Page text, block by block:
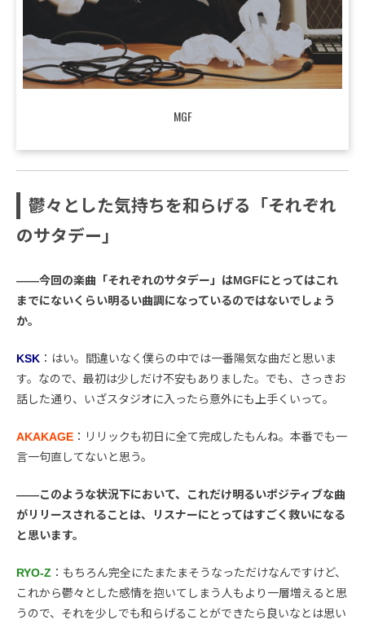
MGF
鬱々とした気持ちを和らげる「それぞれ
のサタデー」
――今回の楽曲「それぞれのサタデー」はMGFにとってはこれ
までにないくらい明るい曲調になっているのではないでしょう
か。
KSK ：はい。間違いなく僕らの中では一番陽気な曲だと思いま
す。なので、最初は少しだけ不安もありました。でも、さっきお
話した通り、いざスタジオに入ったら意外にも上手くいって。
AKAKAGE ：リリックも初日に全て完成したもんね。本番でも一
言一句直してないと思う。
――このような状況下において、これだけ明るいポジティブな曲
がリリースされることは、リスナーにとってはすごく救いになる
と思います。
RYO-Z ：もちろん完全にたまたまそうなっただけなんですけど、
これから鬱々とした感情を抱いてしまう人もより一層増えると思
うので、それを少しでも和らげることができたら良いなとは思い